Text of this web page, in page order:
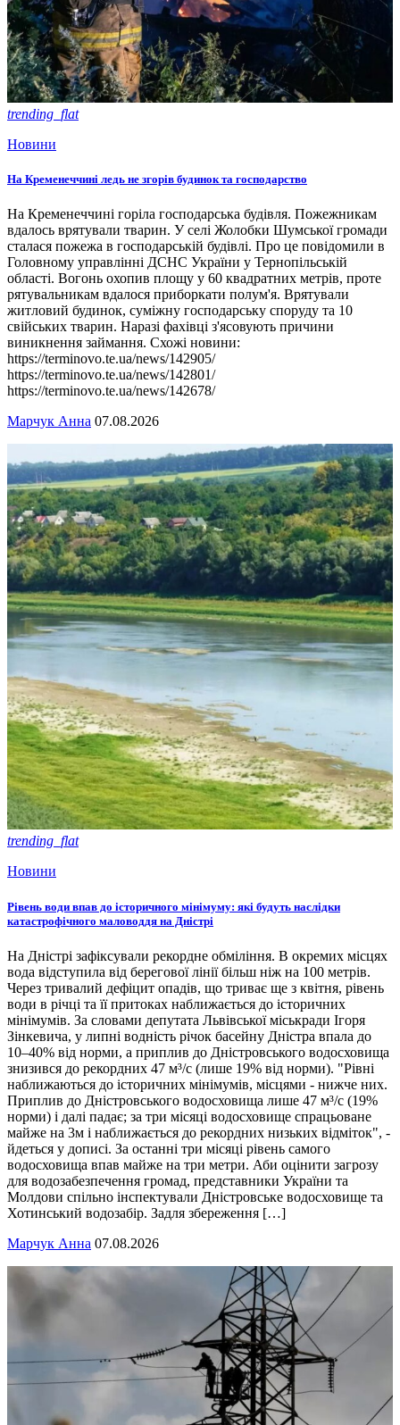
trending_flat
Новини
На Кременеччині ледь не згорів будинок та господарство
На Кременеччині горіла господарська будівля. Пожежникам
вдалось врятували тварин. У селі Жолобки Шумської громади
сталася пожежа в господарській будівлі. Про це повідомили в
Головному управлінні ДСНС України у Тернопільській
області. Вогонь охопив площу у 60 квадратних метрів, проте
рятувальникам вдалося приборкати полум'я. Врятували
житловий будинок, суміжну господарську споруду та 10
свійських тварин. Наразі фахівці з'ясовують причини
виникнення займання. Схожі новини:
https://terminovo.te.ua/news/142905/
https://terminovo.te.ua/news/142801/
https://terminovo.te.ua/news/142678/
Марчук Анна 07.08.2026
trending_flat
Новини
Рівень води впав до історичного мінімуму: які будуть наслідки
катастрофічного маловоддя на Дністрі
На Дністрі зафіксували рекордне обміління. В окремих місцях
вода відступила від берегової лінії більш ніж на 100 метрів.
Через тривалий дефіцит опадів, що триває ще з квітня, рівень
води в річці та її притоках наближається до історичних
мінімумів. За словами депутата Львівської міськради Ігоря
Зінкевича, у липні водність річок басейну Дністра впала до
10–40% від норми, а приплив до Дністровського водосховища
знизився до рекордних 47 м³/с (лише 19% від норми). "Рівні
наближаються до історичних мінімумів, місцями - нижче них.
Приплив до Дністровського водосховища лише 47 м³/с (19%
норми) і далі падає; за три місяці водосховище спрацьоване
майже на 3м і наближається до рекордних низьких відміток", -
йдеться у дописі. За останні три місяці рівень самого
водосховища впав майже на три метри. Аби оцінити загрозу
для водозабезпечення громад, представники України та
Молдови спільно інспектували Дністровське водосховище та
Хотинський водозабір. Задля збереження […]
Марчук Анна 07.08.2026